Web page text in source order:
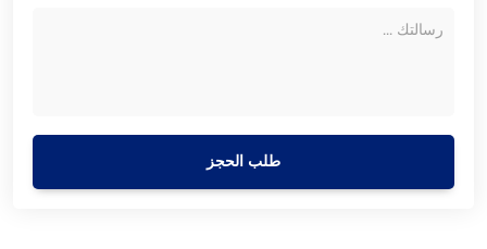
طلب الحجز